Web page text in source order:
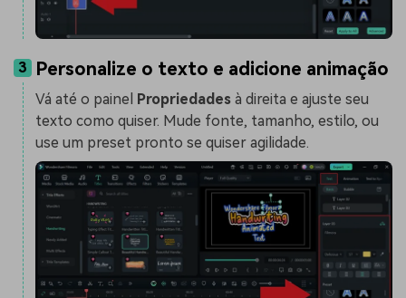
3 Personalize o texto e adicione animação
Vá até o painel Propriedades à direita e ajuste seu
texto como quiser. Mude fonte, tamanho, estilo, ou
use um preset pronto se quiser agilidade.